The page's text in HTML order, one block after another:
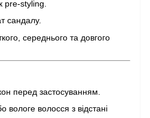
pre-styling.
сандалу.
середнього та довгого
перед застосуванням.
вологе волосся з відстані